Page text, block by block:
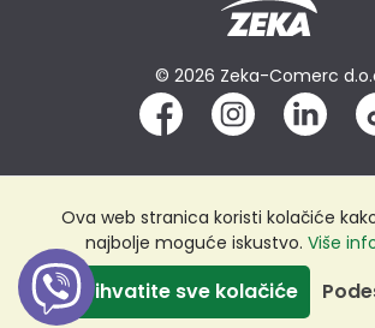
© 2026 Zeka-Comerc
Ova web stranica koristi kolačiće
najbolje moguće iskustvo. Više
Prihvatite sve kolačiće